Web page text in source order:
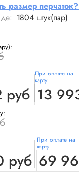
размер
1804 штук(пар)
руб
При оплате на
карту
13
руб
При оплате на
карту
69